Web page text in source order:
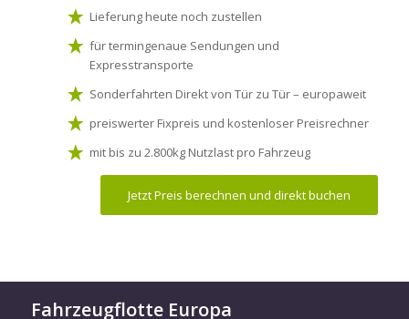
Lieferung heute noch zustellen
für termingenaue Sendungen und
Expresstransporte
Sonderfahrten Direkt von Tür zu Tür – europaweit
preiswerter Fixpreis und kostenloser Preisrechner
mit bis zu 2.800kg Nutzlast pro Fahrzeug
Jetzt Preis berechnen und direkt buchen
Fahrzeugflotte Europa